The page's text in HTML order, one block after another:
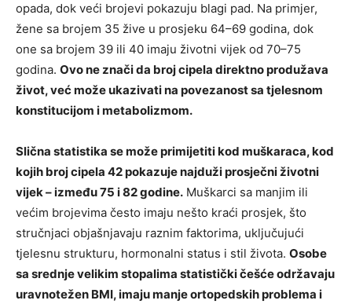
opada, dok veći brojevi pokazuju blagi pad. Na primjer,
žene sa brojem 35 žive u prosjeku 64–69 godina, dok
one sa brojem 39 ili 40 imaju životni vijek od 70–75
godina. Ovo ne znači da broj cipela direktno produžava
život, već može ukazivati na povezanost sa tjelesnom
konstitucijom i metabolizmom.
Slična statistika se može primijetiti kod muškaraca, kod
kojih broj cipela 42 pokazuje najduži prosječni životni
vijek – između 75 i 82 godine. Muškarci sa manjim ili
većim brojevima često imaju nešto kraći prosjek, što
stručnjaci objašnjavaju raznim faktorima, uključujući
tjelesnu strukturu, hormonalni status i stil života. Osobe
sa srednje velikim stopalima statistički češće održavaju
uravnotežen BMI, imaju manje ortopedskih problema i